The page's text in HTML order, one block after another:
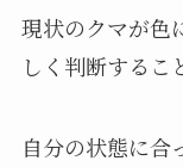
現状のクマが色
しく判断するこ
自分の状態に合